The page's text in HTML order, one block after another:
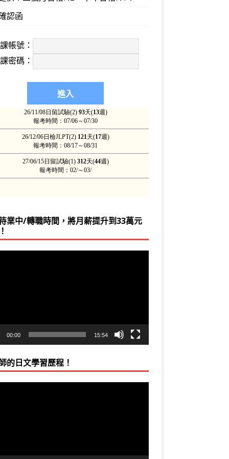
認函
帳號：
密碼：
業中/轉職時間，將月薪提升到33萬元
00:00 15:54
的日文學習歷程！